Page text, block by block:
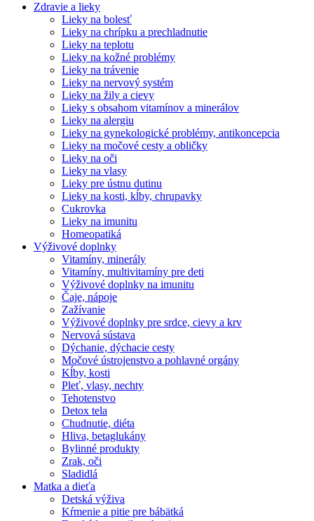
Zdravie a lieky
Lieky na bolesť
Lieky na chrípku a prechladnutie
Lieky na teplotu
Lieky na kožné problémy
Lieky na trávenie
Lieky na nervový systém
Lieky na žily a cievy
Lieky s obsahom vitamínov a minerálov
Lieky na alergiu
Lieky na gynekologické problémy, antikoncepcia
Lieky na močové cesty a obličky
Lieky na oči
Lieky na vlasy
Lieky pre ústnu dutinu
Lieky na kosti, kĺby, chrupavky
Cukrovka
Lieky na imunitu
Homeopatiká
Výživové doplnky
Vitamíny, minerály
Vitamíny, multivitamíny pre deti
Výživové doplnky na imunitu
Čaje, nápoje
Zažívanie
Výživové doplnky pre srdce, cievy a krv
Nervová sústava
Dýchanie, dýchacie cesty
Močové ústrojenstvo a pohlavné orgány
Kĺby, kosti
Pleť, vlasy, nechty
Tehotenstvo
Detox tela
Chudnutie, diéta
Hliva, betaglukány
Bylinné produkty
Zrak, oči
Sladidlá
Matka a dieťa
Detská výživa
Kŕmenie a pitie pre bábätká